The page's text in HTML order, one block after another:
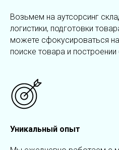
Возьмем на аутсорсинг
логистики, подготовки
можете сфокусироваться на
поиске товара и
Уникальный опыт